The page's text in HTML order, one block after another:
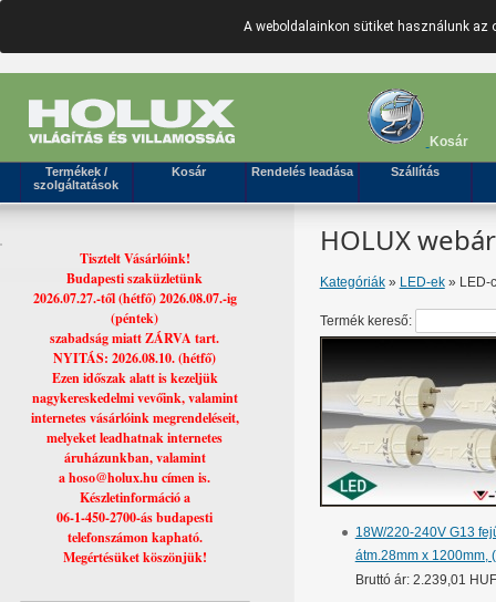
A weboldalainkon sütiket használunk
Kosár
Termékek /
szolgáltatások
Kosár Rendelés leadása Szállítás
HOLUX
Kategóriák» LED-ek» LED-
Termék kereső:
18W/220-240V G13
átm.28mm x 1200mm,
Bruttó ár: 2.239,01 HUF
Tisztelt Vásárlóink!
Budapesti szaküzletünk
2026.07.27.-től (hétfő) 2026.08.07.-ig
(péntek)
szabadság miatt ZÁRVA tart.
NYITÁS: 2026.08.10. (hétfő)
Ezen időszak alatt is kezeljük
nagykereskedelmi vevőink, valamint
internetes vásárlóink megrendeléseit,
melyeket leadhatnak internetes
áruházunkban, valamint
a hoso@holux.hu címen is.
Készletinformáció a
06-1-450-2700-ás budapesti
telefonszámon kapható.
Megértésüket köszönjük!